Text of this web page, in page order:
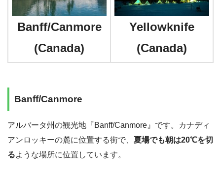
Banff/Canmore
(Canada)
Yellowknife
(Canada)
Banff/Canmore
アルバータ州の観光地『Banff/Canmore』です。カナディ
アンロッキーの麓に位置する街で、 夏場でも朝は20℃を切
るような場所に位置しています。